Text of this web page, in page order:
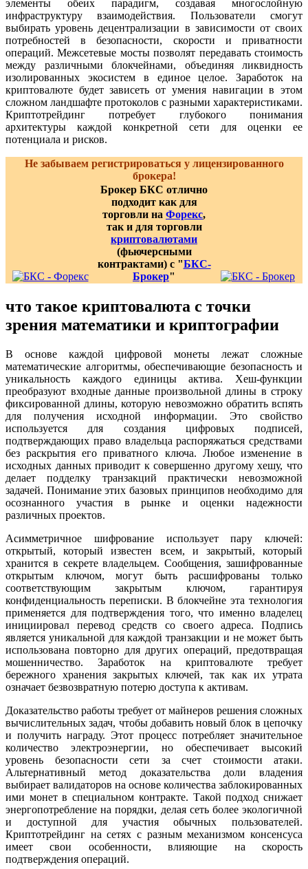
элементы обеих парадигм, создавая многослойную
инфраструктуру взаимодействия. Пользователи смогут
выбирать уровень децентрализации в зависимости от своих
потребностей в безопасности, скорости и приватности
операций. Межсетевые мосты позволят передавать стоимость
между различными блокчейнами, объединяя ликвидность
изолированных экосистем в единое целое. Заработок на
криптовалюте будет зависеть от умения навигации в этом
сложном ландшафте протоколов с разными характеристиками.
Криптотрейдинг потребует глубокого понимания
архитектуры каждой конкретной сети для оценки ее
потенциала и рисков.
Не забываем регистрироваться у лицензированного
брокера!
Брокер БКС отлично
подходит как для
торговли на Форекс,
так и для торговли
криптовалютами
(фьючерсными
контрактами) с "БКС-
Брокер"
что такое криптовалюта с точки
зрения математики и криптографии
В основе каждой цифровой монеты лежат сложные
математические алгоритмы, обеспечивающие безопасность и
уникальность каждого единицы актива. Хеш-функции
преобразуют входные данные произвольной длины в строку
фиксированной длины, которую невозможно обратить вспять
для получения исходной информации. Это свойство
используется для создания цифровых подписей,
подтверждающих право владельца распоряжаться средствами
без раскрытия его приватного ключа. Любое изменение в
исходных данных приводит к совершенно другому хешу, что
делает подделку транзакций практически невозможной
задачей. Понимание этих базовых принципов необходимо для
осознанного участия в рынке и оценки надежности
различных проектов.
Асимметричное шифрование использует пару ключей:
открытый, который известен всем, и закрытый, который
хранится в секрете владельцем. Сообщения, зашифрованные
открытым ключом, могут быть расшифрованы только
соответствующим закрытым ключом, гарантируя
конфиденциальность переписки. В блокчейне эта технология
применяется для подтверждения того, что именно владелец
инициировал перевод средств со своего адреса. Подпись
является уникальной для каждой транзакции и не может быть
использована повторно для других операций, предотвращая
мошенничество. Заработок на криптовалюте требует
бережного хранения закрытых ключей, так как их утрата
означает безвозвратную потерю доступа к активам.
Доказательство работы требует от майнеров решения сложных
вычислительных задач, чтобы добавить новый блок в цепочку
и получить награду. Этот процесс потребляет значительное
количество электроэнергии, но обеспечивает высокий
уровень безопасности сети за счет стоимости атаки.
Альтернативный метод доказательства доли владения
выбирает валидаторов на основе количества заблокированных
ими монет в специальном контракте. Такой подход снижает
энергопотребление на порядки, делая сеть более экологичной
и доступной для участия обычных пользователей.
Криптотрейдинг на сетях с разным механизмом консенсуса
имеет свои особенности, влияющие на скорость
подтверждения операций.